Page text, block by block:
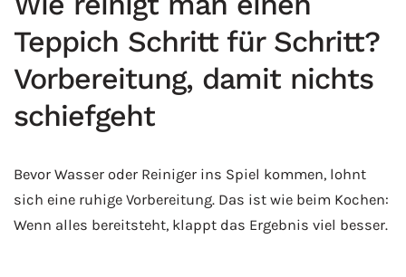
Teppich Schritt für Schritt?
Vorbereitung, damit nichts
schiefgeht
Bevor Wasser oder Reiniger ins Spiel kommen, lohnt
sich eine ruhige Vorbereitung. Das ist wie beim Kochen:
Wenn alles bereitsteht, klappt das Ergebnis viel besser.